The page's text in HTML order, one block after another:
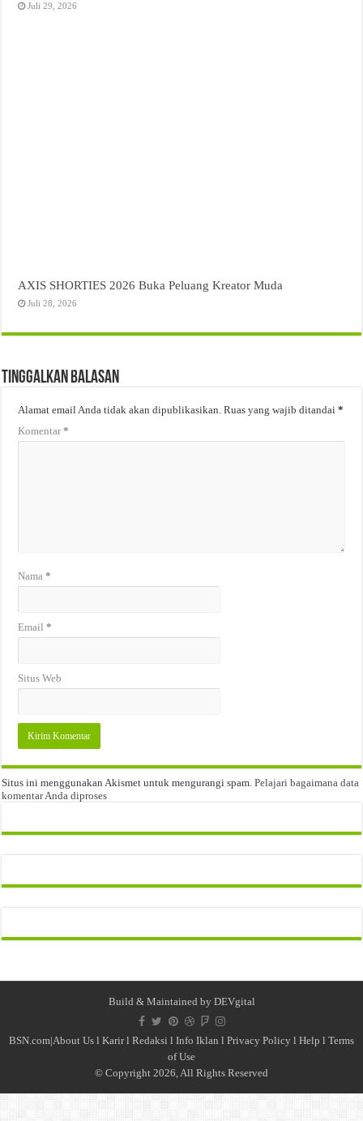
Juli 29, 2026
AXIS SHORTIES 2026 Buka Peluang Kreator Muda
Juli 28, 2026
Tinggalkan Balasan
Alamat email Anda tidak akan dipublikasikan. Ruas yang wajib ditandai*
Komentar*
Nama*
Email*
Situs Web
Situs ini menggunakan Akismet untuk mengurangi spam.Pelajari bagaimana data
komentar Anda diproses
Build & Maintained by DEVgital
BSN.com|About Us l Karirl Redaksi l Info Iklan l Privacy Policy l Help l Terms
of Use
© Copyright 2026, All Rights Reserved